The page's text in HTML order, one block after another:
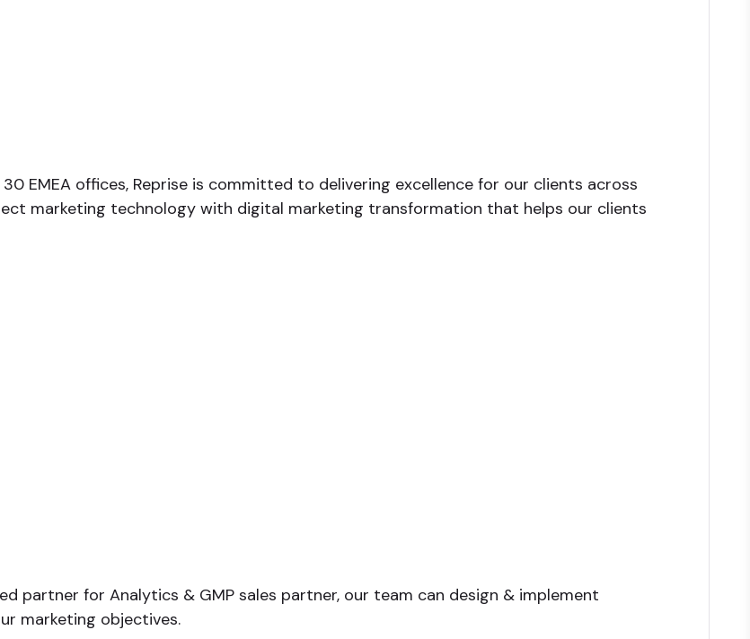
EMEA offices, Reprise is committed to delivering excellence for our clients across
marketing technology with digital marketing transformation that helps our clients
partner for Analytics & GMP sales partner, our team can design & implement
marketing objectives.